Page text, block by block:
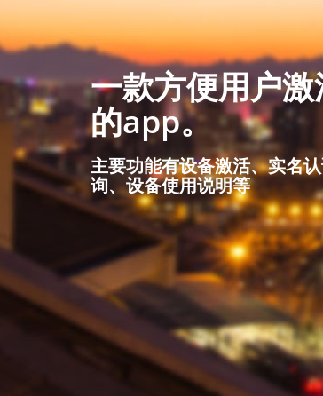
一款方便用户
的app。
主要功能有设备激活、实名
询、设备使用说明等
车联网，促进
实现在信息网络平台上对所
所有车辆的运行状态进行有
详情
智能穿戴，做
心技术
随着科技和技术创新，智能
展，不断满足客户个性化需